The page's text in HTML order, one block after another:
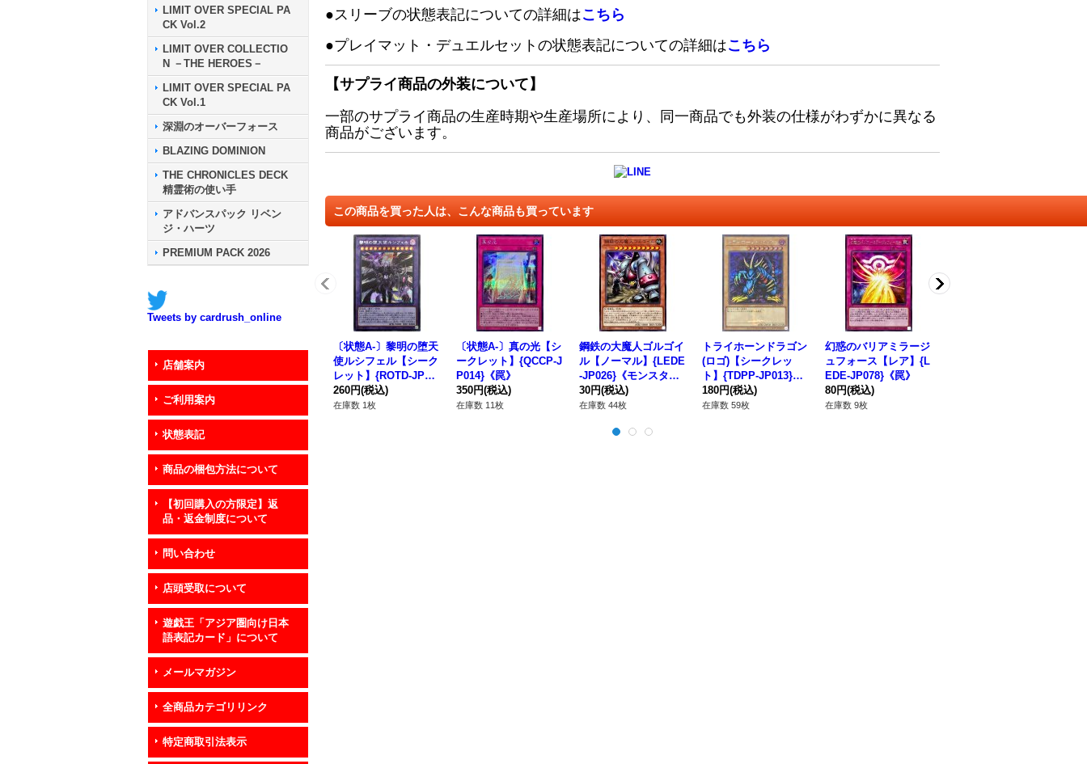
LIMIT OVER SPECIAL PA
CK Vol.2
LIMIT OVER COLLECTIO
N －THE HEROES－
LIMIT OVER SPECIAL PA
CK Vol.1
深淵のオーバーフォース
BLAZING DOMINION
THE CHRONICLES DECK
精霊術の使い手
アドバンスパック リベン
ジ・ハーツ
PREMIUM PACK 2026
Tweets by cardrush_online
店舗案内
ご利用案内
状態表記
商品の梱包方法について
【初回購入の方限定】返
品・返金制度について
問い合わせ
店頭受取について
遊戯王「アジア圏向け日本
語表記カード」について
メールマガジン
全商品カテゴリリンク
特定商取引法表示
●スリーブの状態表記についての詳細はこちら
●プレイマット・デュエルセットの状態表記についての詳細はこちら
【サプライ商品の外装について】
一部のサプライ商品の生産時期や生産場所により、同一商品でも外装の仕様がわずかに異なる
商品がございます。
この商品を買った人は、こんな商品も買っています
〔状態A-〕黎明の堕天
使ルシフェル【シーク
レット】{ROTD-JP04
0}《融合》
260円(税込)
在庫数 1枚
〔状態A-〕真の光【シ
ークレット】{QCCP-J
P014}《罠》
350円(税込)
在庫数 11枚
鋼鉄の大魔人ゴルゴイ
ル【ノーマル】{LEDE
-JP026}《モンスタ
ー》
30円(税込)
在庫数 44枚
トライホーンドラゴン
(ロゴ)【シークレッ
ト】{TDPP-JP013}
《モンスター》
180円(税込)
在庫数 59枚
幻惑のバリアミラージ
ュフォース【レア】{L
EDE-JP078}《罠》
80円(税込)
在庫数 9枚